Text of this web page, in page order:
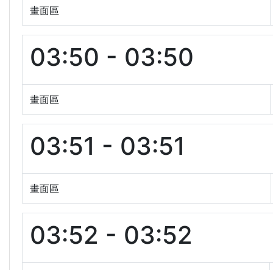
畫面區
03:50 - 03:50
畫面區
03:51 - 03:51
畫面區
03:52 - 03:52